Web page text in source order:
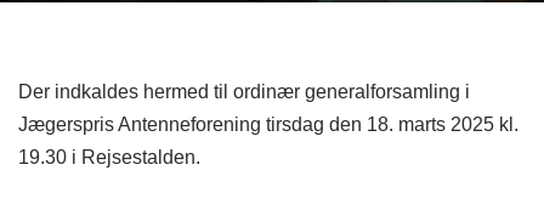
Der indkaldes hermed til ordinær generalforsamling i
Jægerspris Antenneforening tirsdag den 18. marts 2025 kl.
19.30 i Rejsestalden.